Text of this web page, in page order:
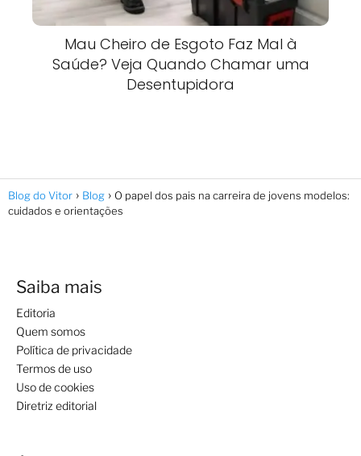
Mau Cheiro de Esgoto Faz Mal à
Saúde? Veja Quando Chamar uma
Desentupidora
Blog do Vitor Blog
O papel dos pais na carreira de jovens modelos:
cuidados e orientações
Saiba mais
Editoria
Quem somos
Política de privacidade
Termos de uso
Uso de cookies
Diretriz editorial